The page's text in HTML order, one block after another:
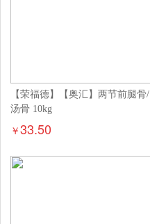
【荣福德】【奥汇】两节前腿骨/
汤骨 10kg
￥33.50